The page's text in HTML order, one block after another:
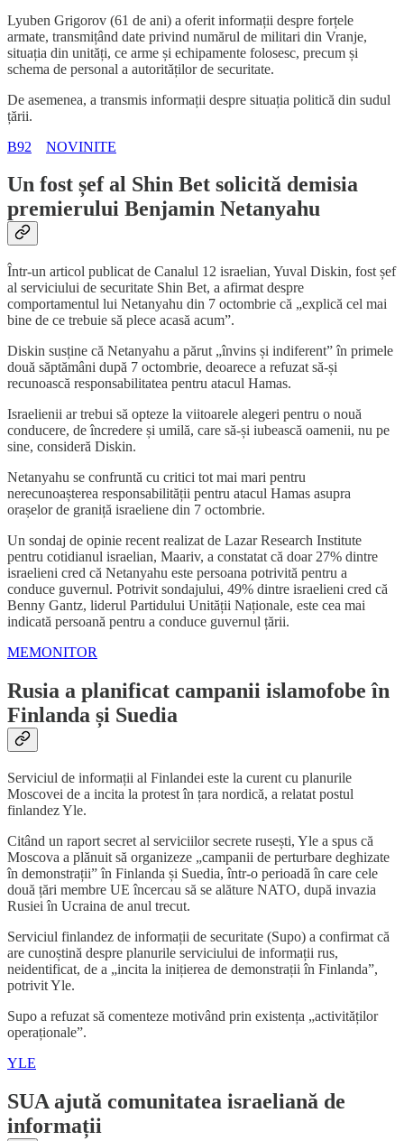
Lyuben Grigorov (61 de ani) a oferit informații despre forțele
armate, transmițând date privind numărul de militari din Vranje,
situația din unități, ce arme și echipamente folosesc, precum și
schema de personal a autorităților de securitate.
De asemenea, a transmis informații despre situația politică din sudul
țării.
B92
NOVINITE
Un fost șef al Shin Bet solicită demisia
premierului Benjamin Netanyahu
Într-un articol publicat de Canalul 12 israelian, Yuval Diskin, fost șef
al serviciului de securitate Shin Bet, a afirmat despre
comportamentul lui Netanyahu din 7 octombrie că „explică cel mai
bine de ce trebuie să plece acasă acum”.
Diskin susține că Netanyahu a părut „învins și indiferent” în primele
două săptămâni după 7 octombrie, deoarece a refuzat să-și
recunoască responsabilitatea pentru atacul Hamas.
Israelienii ar trebui să opteze la viitoarele alegeri pentru o nouă
conducere, de încredere și umilă, care să-și iubească oamenii, nu pe
sine, consideră Diskin.
Netanyahu se confruntă cu critici tot mai mari pentru
nerecunoașterea responsabilității pentru atacul Hamas asupra
orașelor de graniță israeliene din 7 octombrie.
Un sondaj de opinie recent realizat de Lazar Research Institute
pentru cotidianul israelian, Maariv, a constatat că doar 27% dintre
israelieni cred că Netanyahu este persoana potrivită pentru a
conduce guvernul. Potrivit sondajului, 49% dintre israelieni cred că
Benny Gantz, liderul Partidului Unității Naționale, este cea mai
indicată persoană pentru a conduce guvernul țării.
MEMONITOR
Rusia a planificat campanii islamofobe în
Finlanda și Suedia
Serviciul de informații al Finlandei este la curent cu planurile
Moscovei de a incita la protest în țara nordică, a relatat postul
finlandez Yle.
Citând un raport secret al serviciilor secrete rusești, Yle a spus că
Moscova a plănuit să organizeze „campanii de perturbare deghizate
în demonstrații” în Finlanda și Suedia, într-o perioadă în care cele
două țări membre UE încercau să se alăture NATO, după invazia
Rusiei în Ucraina de anul trecut.
Serviciul finlandez de informații de securitate (Supo) a confirmat că
are cunoștină despre planurile serviciului de informații rus,
neidentificat, de a „incita la inițierea de demonstrații în Finlanda”,
potrivit Yle.
Supo a refuzat să comenteze motivând prin existența „activităților
operaționale”.
YLE
SUA ajută comunitatea israeliană de
informații